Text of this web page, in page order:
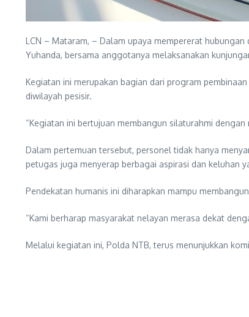
LCN – Mataram, – Dalam upaya mempererat
Yuhanda, bersama anggotanya melaksanakan
Kegiatan ini merupakan bagian dari program
diwilayah pesisir.
“Kegiatan ini bertujuan membangun silaturahmi
Dalam pertemuan tersebut, personel tidak hanya
petugas juga menyerap berbagai aspirasi dan keluhan
Pendekatan humanis ini diharapkan mampu
“Kami berharap masyarakat nelayan merasa dekat
Melalui kegiatan ini, Polda NTB, terus menunjukkan